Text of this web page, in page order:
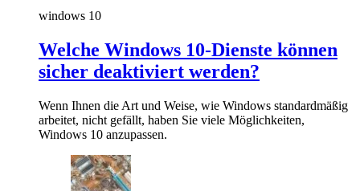
windows 10
Welche Windows 10-Dienste können
sicher deaktiviert werden?
Wenn Ihnen die Art und Weise, wie Windows standardmäßig
arbeitet, nicht gefällt, haben Sie viele Möglichkeiten,
Windows 10 anzupassen.